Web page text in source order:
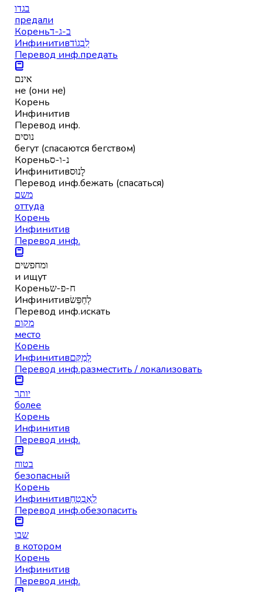
בגדו
предали
Кореньב-ג-ד
Инфинитивלִבְגוֹד
Перевод инф.предать
אינם
не (они не)
Корень
Инфинитив
Перевод инф.
נוסים
бегут (спасаются бегством)
Кореньנ-ו-ס
Инфинитивלָנוּס
Перевод инф.бежать (спасаться)
משם
оттуда
Корень
Инфинитив
Перевод инф.
ומחפשים
и ищут
Кореньח-פ-ש
Инфинитивלְחַפֵּשׂ
Перевод инф.искать
מקום
место
Корень
Инфинитивלְמַקֵּם
Перевод инф.разместить / локализовать
יותר
более
Корень
Инфинитив
Перевод инф.
בטוח
безопасный
Корень
Инфинитивלְאַבְטֵחַ
Перевод инф.обезопасить
שבו
в котором
Корень
Инфинитив
Перевод инф.